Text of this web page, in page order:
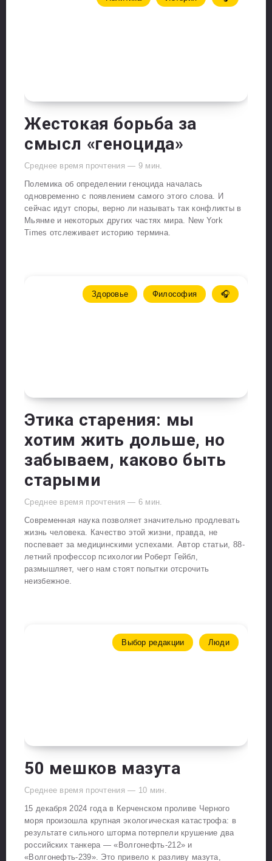
Жестокая борьба за
смысл «геноцида»
Среднее время прочтения — 9 мин.
Полемика об определении геноцида началась
одновременно с появлением самого этого слова. И
сейчас идут споры, верно ли называть так конфликты в
Мьянме и некоторых других частях мира. New York
Times отслеживает историю термина.
Здоровье Философия 🎧
Этика старения: мы
хотим жить дольше, но
забываем, каково быть
старыми
Среднее время прочтения — 6 мин.
Современная наука позволяет значительно продлевать
жизнь человека. Качество этой жизни, правда, не
поспевает за медицинскими успехами. Автор статьи, 88-
летний профессор психологии Роберт Гейбл,
размышляет, чего нам стоят попытки отсрочить
неизбежное.
Выбор редакции Люди
50 мешков мазута
Среднее время прочтения — 10 мин.
15 декабря 2024 года в Керченском проливе Черного
моря произошла крупная экологическая катастрофа: в
результате сильного шторма потерпели крушение два
российских танкера — «Волгонефть-212» и
«Волгонефть-239». Это привело к разливу мазута,